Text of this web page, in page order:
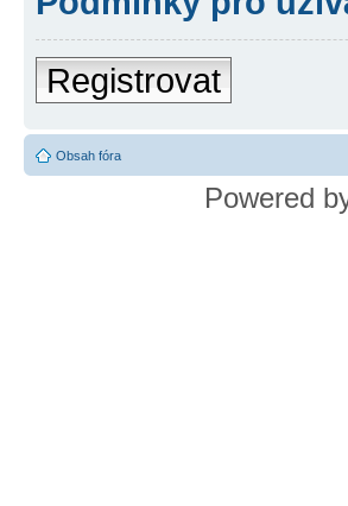
Registrovat
Obsah fóra
Powered